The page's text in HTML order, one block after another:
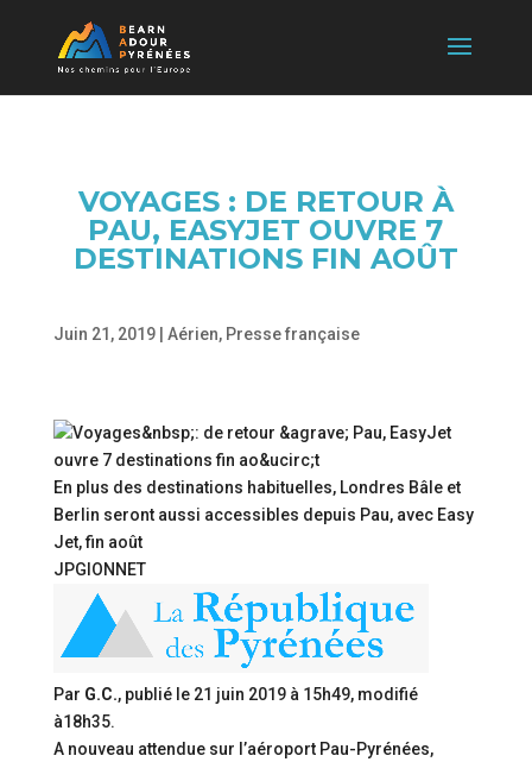
VOYAGES : DE RETOUR À
PAU, EASYJET OUVRE 7
DESTINATIONS FIN AOÛT
Juin 21, 2019| Aérien, Presse française
En plus des destinations habituelles, Londres Bâle et
Berlin seront aussi accessibles depuis Pau, avec Easy
Jet, fin août
JPGIONNET
Par G.C., publié le 21 juin 2019 à 15h49, modifié
à18h35.
A nouveau attendue sur l’aéroport Pau-Pyrénées,